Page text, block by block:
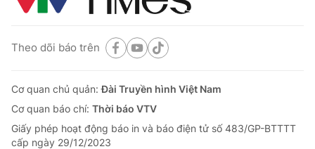
Theo dõi báo trên
Cơ quan chủ quản:Đài Truyền hình Việt Nam
Cơ quan báo chí: Thời báo VTV
Giấy phép hoạt động báo in và báo điện tử số 483/GP-BTTTT
cấp ngày 29/12/2023